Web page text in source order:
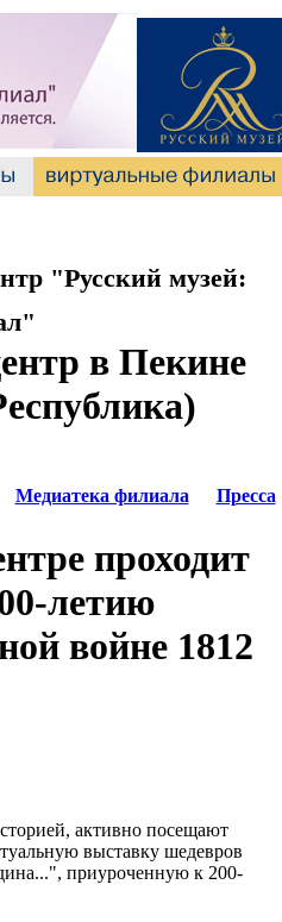
"Русский музей:
в Пекине
Медиатека филиала Пресса
проходит
летию
войне 1812
активно посещают
выставку шедевров
приуроченную к 200-